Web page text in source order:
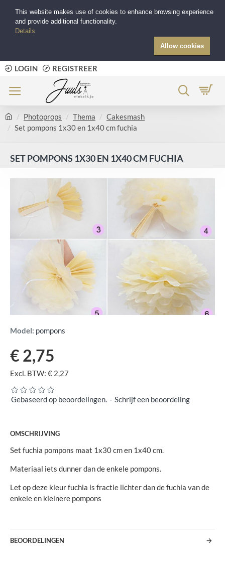
LOGIN REGISTREER
Photoprops Thema
Cakesmash
Set pompons 1x30 en 1x40 cm fuchia
SET POMPONS 1X30 EN 1X40 CM FUCHIA
Model: pompons
Gebaseerd op beoordelingen. - Schrijf een beoordeling
€ 2,75
Excl. BTW: € 2,27
OMSCHRIJVING
Set fuchia pompons maat 1x30 cm en 1x40 cm.
Materiaal iets dunner dan de enkele pompons.
Let op deze kleur fuchia is fractie lichter dan de fuchia van de
enkele en kleinere pompons
BEOORDELINGEN
This website makes use of cookies to enhance browsing experience
and provide additional functionality.
Details
Allow cookies